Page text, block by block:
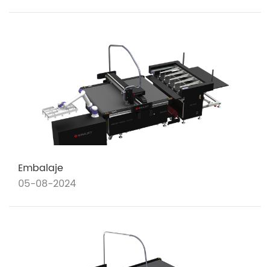
Embalaje
05-08-2024